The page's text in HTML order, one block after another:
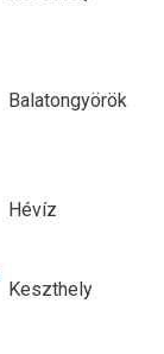
Balatongyörök
Hévíz
Keszthely